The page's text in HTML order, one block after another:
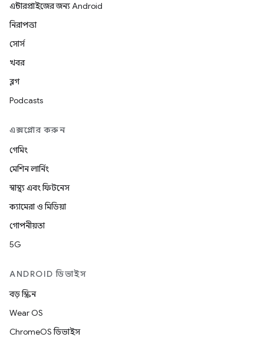
এন্টারপ্রাইজের জন্য Android
নিরাপত্তা
সোর্স
খবর
ব্লগ
Podcasts
এক্সপ্লোর করুন
গেমিং
মেশিন লার্নিং
স্বাস্থ্য এবং ফিটনেস
ক্যামেরা ও মিডিয়া
গোপনীয়তা
5G
ANDROID ডিভাইস
বড় স্ক্রিন
Wear OS
ChromeOS ডিভাইস